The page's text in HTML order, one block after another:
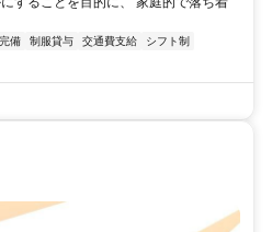
備 制服貸与 交通費支給
シフト制